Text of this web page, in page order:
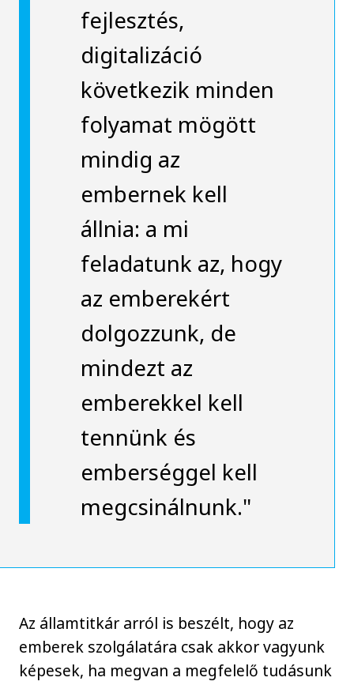
fejlesztés,
digitalizáció
következik minden
folyamat mögött
mindig az
embernek kell
állnia: a mi
feladatunk az, hogy
az emberekért
dolgozzunk, de
mindezt az
emberekkel kell
tennünk és
emberséggel kell
megcsinálnunk."
Az államtitkár arról is beszélt, hogy az
emberek szolgálatára csak akkor vagyunk
képesek, ha megvan a megfelelő tudásunk